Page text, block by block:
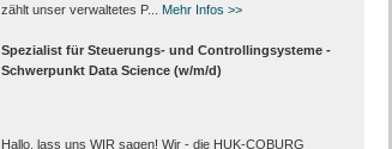
zählt unser verwaltetes P...
Mehr Infos >>
Spezialist für Steuerungs- und Controllingsysteme -
Schwerpunkt Data Science (w/m/d)
Hallo, lass uns WIR sagen! Wir - die HUK-COBURG